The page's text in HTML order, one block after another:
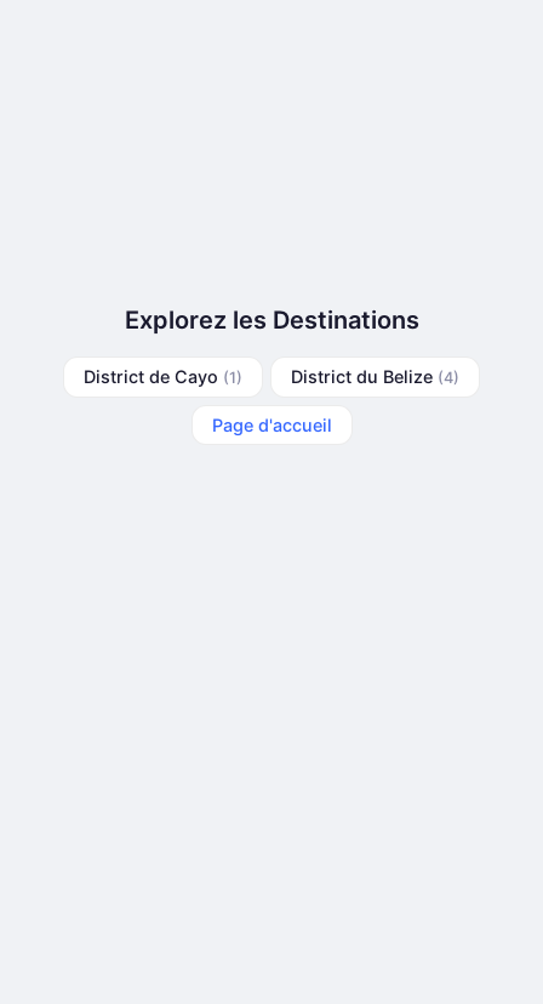
Explorez les Destinations
District de Cayo (1) District du Belize (4)
Page d'accueil